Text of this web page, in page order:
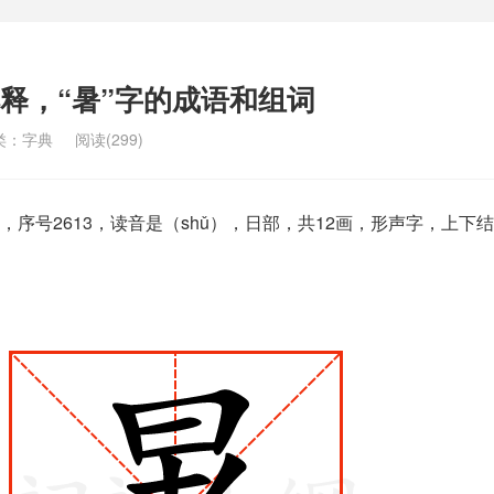
，“暑”字的成语和组词
字典 阅读(299)
序号2613，读音是（shǔ），日部，共12画，形声字，上下